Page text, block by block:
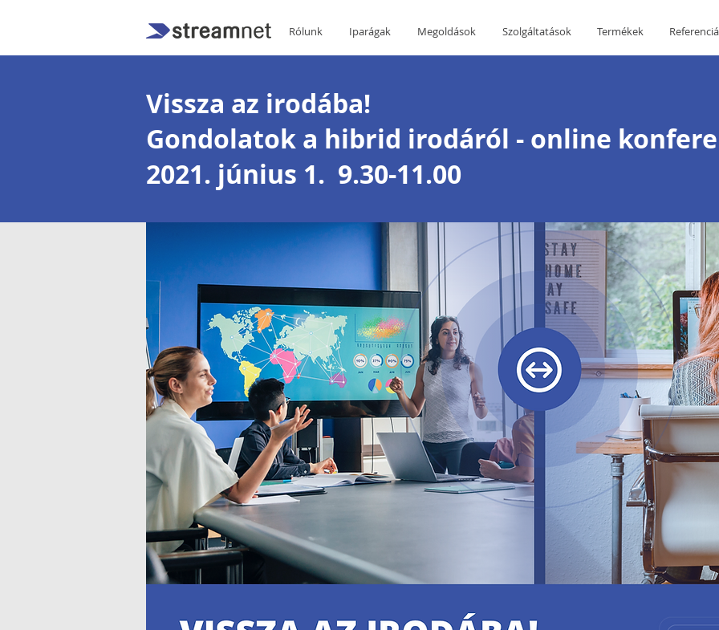
Rólunk Iparágak Megoldások Szolgáltatások Termékek
Vissza az irodába!
Gondolatok a hibrid irodáról - online
2021. június 1. 9.30-11.00